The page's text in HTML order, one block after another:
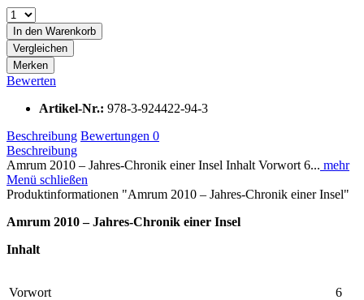
In den Warenkorb
Vergleichen
Merken
Bewerten
Artikel-Nr.: 978-3-924422-94-3
Beschreibung Bewertungen 0
Beschreibung
Amrum 2010 – Jahres-Chronik einer Insel Inhalt Vorwort 6... mehr
Menü schließen
Produktinformationen "Amrum 2010 – Jahres-Chronik einer Insel"
Amrum 2010 – Jahres-Chronik einer Insel
Inhalt
Vorwort 6